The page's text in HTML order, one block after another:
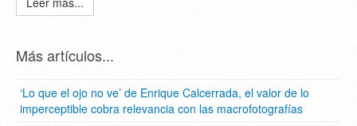
Más artículos...
‘Lo que el ojo no ve’ de Enrique Calcerrada, el valor de lo
imperceptible cobra relevancia con las macrofotografías